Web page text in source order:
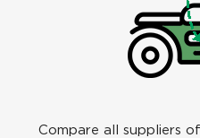
Compare all suppliers